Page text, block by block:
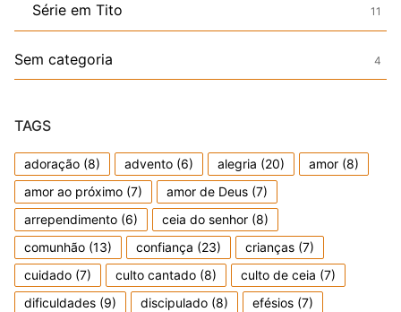
Série em Tito 11
Sem categoria 4
TAGS
adoração (8) advento (6) alegria (20) amor (8)
amor ao próximo (7) amor de Deus (7)
arrependimento (6) ceia do senhor (8)
comunhão (13) confiança (23) crianças (7)
cuidado (7) culto cantado (8) culto de ceia (7)
dificuldades (9) discipulado (8) efésios (7)